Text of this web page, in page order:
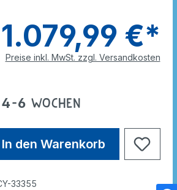
1.079,99 €*
Preise inkl. MwSt. zzgl. Versandkosten
6 Wochen
In den Warenkorb
33355